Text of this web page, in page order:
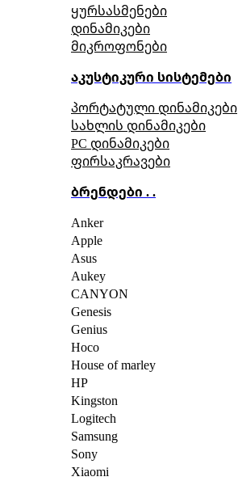
ყურსასმენები
დინამიკები
მიკროფონები
აკუსტიკური სისტემები
პორტატული დინამიკები
სახლის დინამიკები
PC დინამიკები
ფირსაკრავები
ბრენდები . .
Anker
Apple
Asus
Aukey
CANYON
Genesis
Genius
Hoco
House of marley
HP
Kingston
Logitech
Samsung
Sony
Xiaomi